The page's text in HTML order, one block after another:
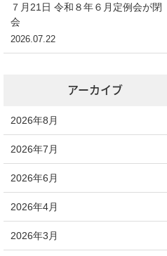
７月21日 令和８年６月定例会が閉
会
2026.07.22
アーカイブ
2026年8月
2026年7月
2026年6月
2026年4月
2026年3月